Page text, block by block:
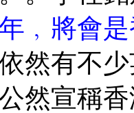
﹐將會
然有不
然宣稱